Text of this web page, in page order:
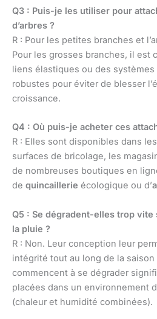
Q3 : Puis-je les utiliser pour
d’arbres ?
R : Pour les petites branches et
Pour les grosses branches, il est
liens élastiques ou des
robustes pour éviter de blesser
croissance.
Q4 : Où puis-je acheter ces
R : Elles sont disponibles dans
surfaces de bricolage, les
de nombreuses boutiques en
de quincaillerie écologique ou d’
Q5 : Se dégradent-elles trop vite
la pluie ?
R : Non. Leur conception leur
intégrité tout au long de la
commencent à se dégrader
placées dans un environnement
(chaleur et humidité combinées).